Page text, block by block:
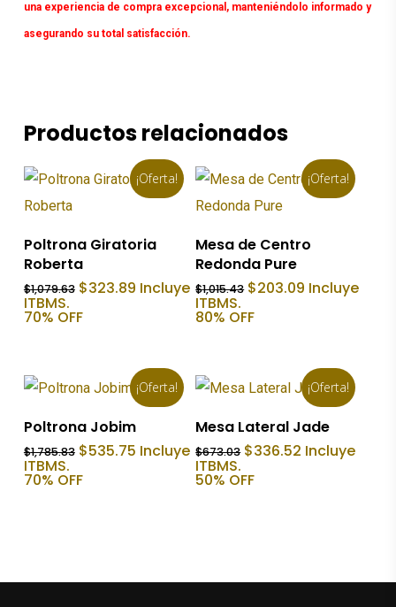
una experiencia de compra excepcional, manteniéndolo informado y
asegurando su total satisfacción.
Productos relacionados
¡Oferta!
Añadir Al Carrito
Poltrona Giratoria
Roberta
$1,079.63 El
original
$323.89El
precio
Incluye
ITBMS.
70% OFF
¡Oferta!
Añadir Al Carrito
Mesa de Centro
Redonda Pure
$1,015.43 El
original
$203.09 El
precio
Incluye
ITBMS.
80% OFF
¡Oferta!
Añadir Al Carrito
Poltrona Jobim
$1,785.83 El
original
$535.75El
precio
Incluye
ITBMS.
70% OFF
¡Oferta!
Añadir Al Carrito
Mesa Lateral Jade
$673.03 El
original
$336.52 El
precio
Incluye
ITBMS.
50% OFF